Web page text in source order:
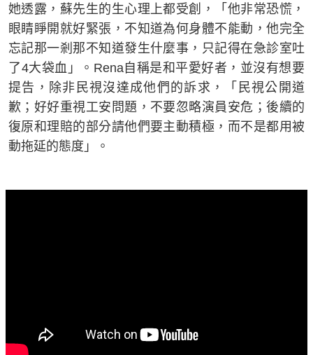
她透露，蘇先生的生心理上都受創，「他非常恐慌，
眼睛睜開就好緊張，不知道為何身體不能動，他完全
忘記那一剎那不知道發生什麼事，只記得在急診室吐
了4大袋血」。Rena自稱是和平愛好者，並沒有想要
提告，除非民視沒達成他們的訴求，「民視公開道
歉；好好重視工安問題，不要忽略演員安危；後續的
復原和理賠的部分請他們要主動積極，而不是都用被
動拖延的態度」。